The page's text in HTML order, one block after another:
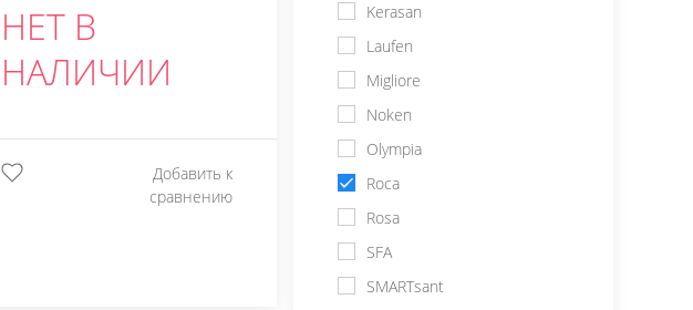
НЕТ В
НАЛИЧИИ
Добавить к
сравнению
Kerasan
Laufen
Migliore
Noken
Olympia
Roca
Rosa
SFA
SMARTsant